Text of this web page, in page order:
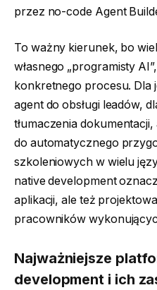
przez no-code Agent
To ważny kierunek, bo
własnego „programisty
konkretnego procesu. Dla
agent do obsługi leadów,
tłumaczenia
do automatycznego
szkoleniowych w wielu
native development
aplikacji, ale też
pracowników
Najważniejsze
development i ich